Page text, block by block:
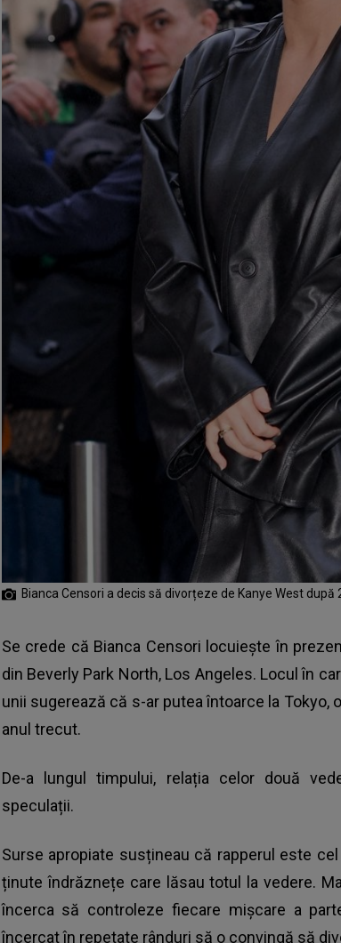
Bianca Censori a decis să divorțeze de Kanye West după
Se crede că Bianca Censori locuiește în
din Beverly Park North, Los Angeles. Locul în
unii sugerează că s-ar putea întoarce la Tokyo,
anul trecut.
De-a lungul timpului, relația celor două
speculații.
Surse apropiate susțineau că rapperul este
ținute îndrăznețe care lăsau totul la vedere.
încerca să controleze fiecare mișcare a
încercat în repetate rânduri să o convingă să